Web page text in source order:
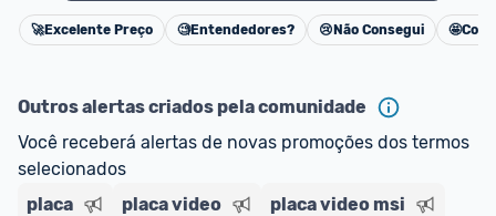
Cancelar
🚀Excelente Preço 🧐Entendedores? 😢 Não Consegui 🤩
Outros alertas criados pela comunidade
Você receberá alertas de novas promoções dos termos
selecionados
placa
placa video placa video msi